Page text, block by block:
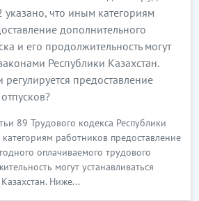
указано, что иным категориям
дополнительного
и его продолжительность могут
Республики Казахстан.
предоставление
89 Трудового кодекса Республики
работников предоставление
оплачиваемого трудового
могут устанавливаться
Ниже...